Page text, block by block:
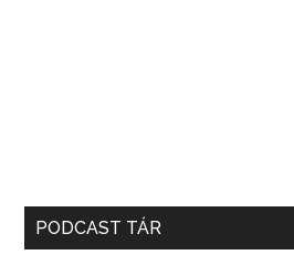
PODCAST TÁR